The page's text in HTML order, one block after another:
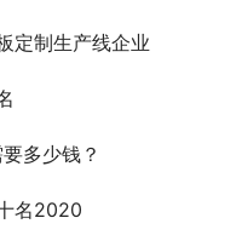
定制生产线企业
多少钱？
名2020